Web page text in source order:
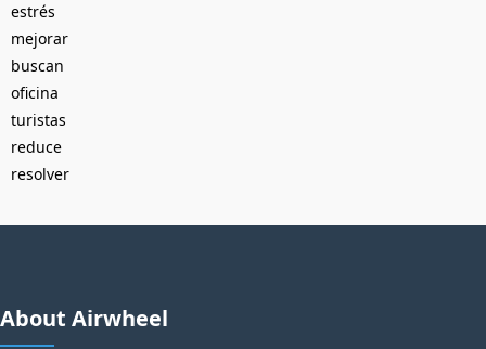
estrés
mejorar
buscan
oficina
turistas
reduce
resolver
About Airwheel